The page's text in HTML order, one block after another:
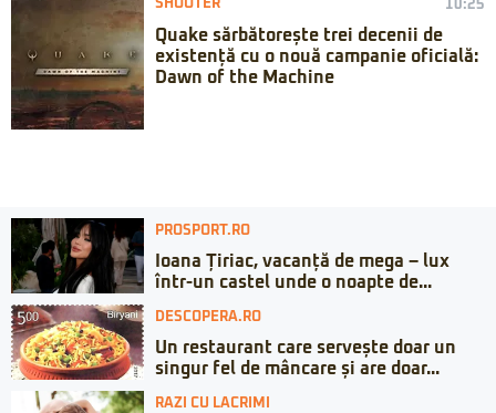
SHOOTER 10:25
Quake sărbătorește trei decenii de
existență cu o nouă campanie oficială:
Dawn of the Machine
PROSPORT.RO
Ioana Țiriac, vacanță de mega – lux
într-un castel unde o noapte de...
DESCOPERA.RO
Un restaurant care servește doar un
singur fel de mâncare și are doar...
RAZI CU LACRIMI